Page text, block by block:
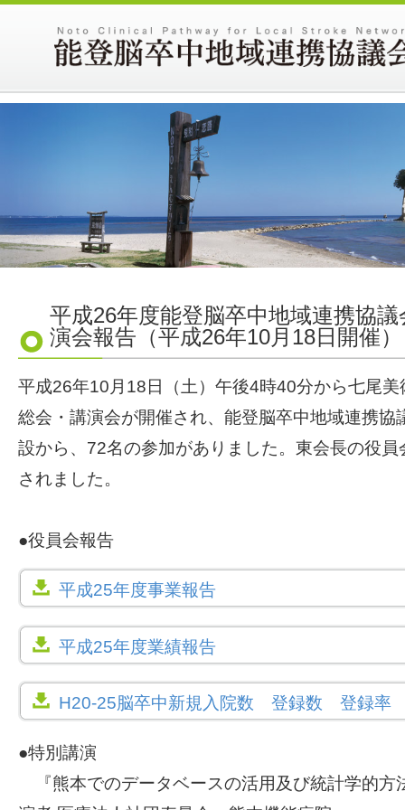
平成26年度能登脳卒中地域連携協
演会報告（平成26年10月18日開催）
平成26年10月18日（土）午後4時40分から七尾
総会・講演会が開催され、能登脳卒中地域連携協
設から、72名の参加がありました。東会長の役
されました。
●役員会報告
平成25年度事業報告
平成25年度業績報告
H20-25脳卒中新規入院数 登録数 登録率
●特別講演
『熊本でのデータベースの活用及び統計学的方